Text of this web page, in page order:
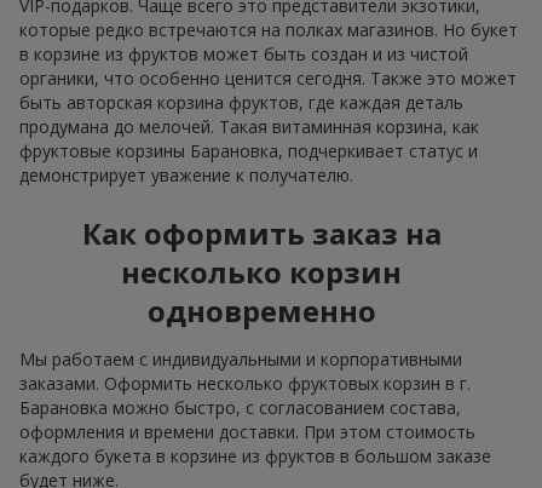
VIP-подарков. Чаще всего это представители экзотики,
которые редко встречаются на полках магазинов. Но букет
в корзине из фруктов может быть создан и из чистой
органики, что особенно ценится сегодня. Также это может
быть авторская корзина фруктов, где каждая деталь
продумана до мелочей. Такая витаминная корзина, как
фруктовые корзины Барановка, подчеркивает статус и
демонстрирует уважение к получателю.
Как оформить заказ на
несколько корзин
одновременно
Мы работаем с индивидуальными и корпоративными
заказами. Оформить несколько фруктовых корзин в г.
Барановка можно быстро, с согласованием состава,
оформления и времени доставки. При этом стоимость
каждого букета в корзине из фруктов в большом заказе
будет ниже.